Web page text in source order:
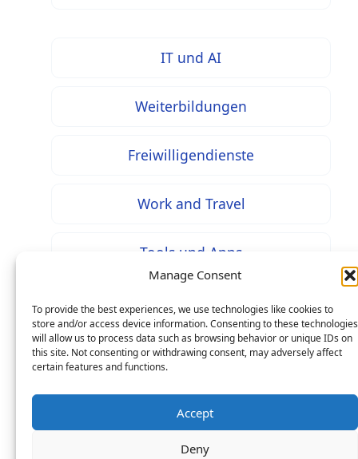
Manage Consent
To provide the best experiences, we use technologies like cookies to
store and/or access device information. Consenting to these technologies
will allow us to process data such as browsing behavior or unique IDs on
this site. Not consenting or withdrawing consent, may adversely affect
certain features and functions.
Accept
Deny
IT und AI
Weiterbildungen
Freiwilligendienste
Work and Travel
Tools und Apps
* Bei mit diesem Zeichen gekennzeichneten Inhalten
handelt es sich um Werbung / Affiliate Links: Beim
Mehrkosten – als Seitenbetreiber erhalten wir jedoch
eine prozentuale Provision an Ihren Käufen, worüber